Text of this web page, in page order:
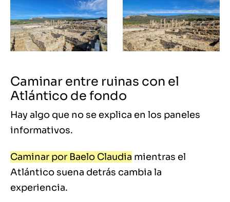
Caminar entre ruinas con el
Atlántico de fondo
Hay algo que no se explica en los paneles
informativos.
Caminar por Baelo Claudia mientras el
Atlántico suena detrás cambia la
experiencia.